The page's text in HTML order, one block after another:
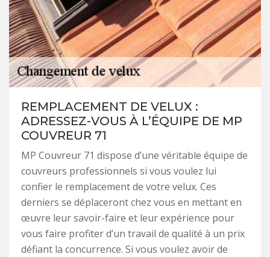
REMPLACEMENT DE VELUX :
ADRESSEZ-VOUS À L’ÉQUIPE DE MP
COUVREUR 71
MP Couvreur 71 dispose d’une véritable équipe de
couvreurs professionnels si vous voulez lui
confier le remplacement de votre velux. Ces
derniers se déplaceront chez vous en mettant en
œuvre leur savoir-faire et leur expérience pour
vous faire profiter d’un travail de qualité à un prix
défiant la concurrence. Si vous voulez avoir de